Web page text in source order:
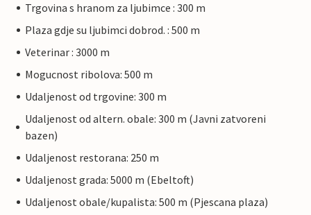
Trgovina s hranom za ljubimce : 300 m
Plaza gdje su ljubimci dobrod. : 500 m
Veterinar : 3000 m
Mogucnost ribolova: 500 m
Udaljenost od trgovine: 300 m
Udaljenost od altern. obale: 300 m (Javni zatvoreni
bazen)
Udaljenost restorana: 250 m
Udaljenost grada: 5000 m (Ebeltoft)
Udaljenost obale/kupalista: 500 m (Pjescana plaza)